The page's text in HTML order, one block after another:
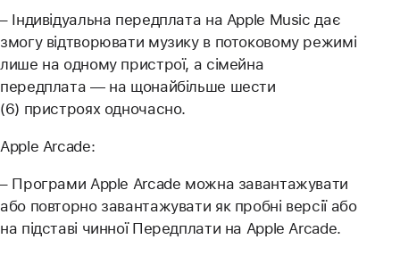
– Індивідуальна передплата на Apple Music дає
змогу відтворювати музику в потоковому режимі
лише на одному пристрої, а сімейна
передплата — на щонайбільше шести
(6) пристроях одночасно.
Apple Arcade:
– Програми Apple Arcade можна завантажувати
або повторно завантажувати як пробні версії або
на підставі чинної Передплати на Apple Arcade.